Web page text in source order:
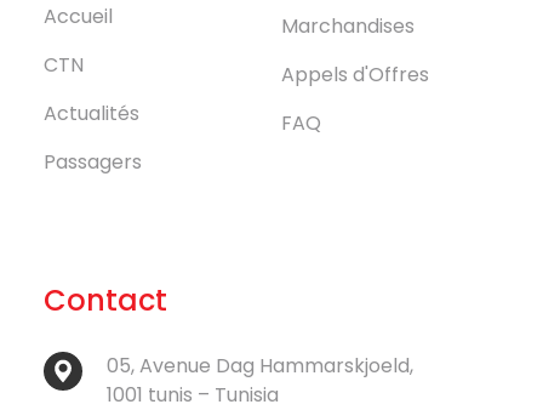
Accueil
CTN
Actualités
Passagers
Marchandises
Appels d'Offres
FAQ
Contact
05, Avenue Dag Hammarskjoeld,
1001 tunis – Tunisia